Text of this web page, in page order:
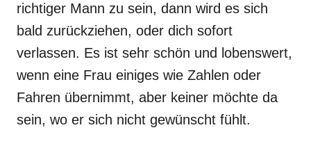
richtiger Mann zu sein, dann wird es sich
bald zurückziehen, oder dich sofort
verlassen. Es ist sehr schön und lobenswert,
wenn eine Frau einiges wie Zahlen oder
Fahren übernimmt, aber keiner möchte da
sein, wo er sich nicht gewünscht fühlt.